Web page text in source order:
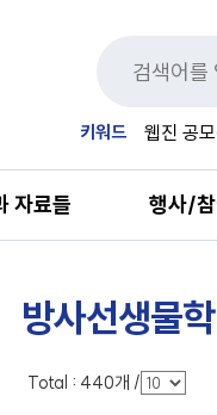
키워드 웹진 공
자료들 행사/
방사선생물학
Total : 440개 /